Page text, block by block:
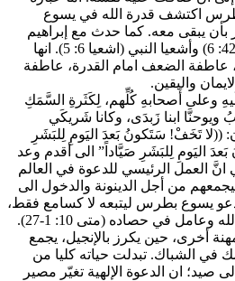
اكتشف قدرة الله في يسوع
يبقى معه. كما حدث مع إبراهيم
(تكوين 18: 23) وأيوب (أيوب 42: 6) وأشعيا النبي (اشعيا 6: 5). انها
عاطفة الضعف امام القدرة، عاطفة
واليقين.
وعلى أَصحابهِ كُلِّهم، لِكَثَرةِ السَّمَكِ
يَعقوبُ ويوحنَّا ابنا زَبدَى، وكانا شَريكَي
تَخَفْ! سَتَكونُ بَعدَ اليَومِ لِلبَشَرِ
اليَومِ لِلبَشَرِ صَيَّاداً” الى أقدم وعد
العمل الرئيسي للدعوة في العالم
من أجل الدينونة والدخول الى
(متى 13: 47-50). يدعو يسوع بطرس ليتبعه لا كسامع فقط،
بل كمعاون وشاهد لملكوت الله وعامل في حصاده (متى 10: 1-27).
أخرى، حين يكرز بالإنجيل، يجمع
في الشباك. تبدلت حياته كليا من
ان الدعوة الإلهية تغيّر مصير